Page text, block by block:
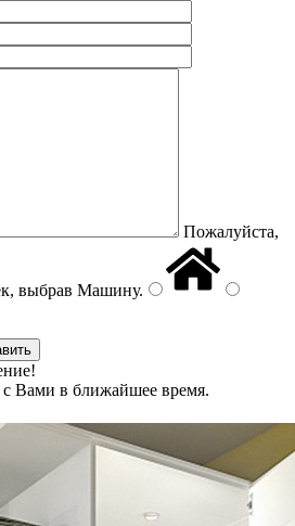
Пожалуйста,
выбрав Машину.
Вами в ближайшее время.